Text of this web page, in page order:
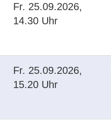
Fr. 25.09.2026,
14.30 Uhr
Fr. 25.09.2026,
15.20 Uhr